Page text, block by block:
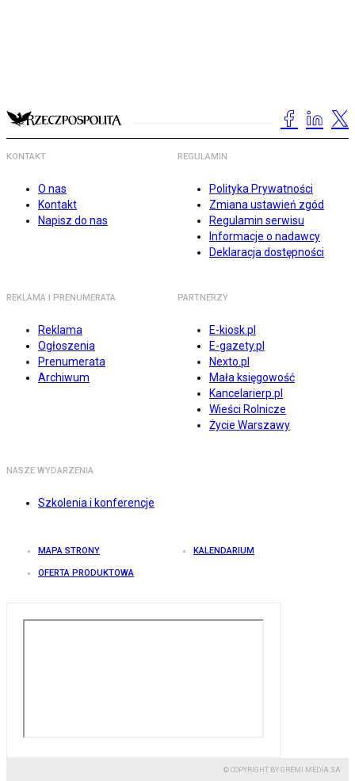
KONTAKT
O nas
Kontakt
Napisz do nas
REGULAMIN
Polityka Prywatności
Zmiana ustawień zgód
Regulamin serwisu
Informacje o nadawcy
Deklaracja dostępności
REKLAMA I PRENUMERATA
Reklama
Ogłoszenia
Prenumerata
Archiwum
PARTNERZY
E-kiosk.pl
E-gazety.pl
Nexto.pl
Mała księgowość
Kancelarierp.pl
Wieści Rolnicze
Życie Warszawy
NASZE WYDARZENIA
Szkolenia i konferencje
MAPA STRONY KALENDARIUM
OFERTA PRODUKTOWA
© COPYRIGHT BY GREMI MEDIA SA